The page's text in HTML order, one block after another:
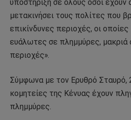
υποστήριξη σε όλους όσοι έχουν
μετακινήσει τους πολίτες που
επικίνδυνες περιοχές, οι οποίες
ευάλωτες σε πλημμύρες, μακριά
περιοχές».
Σύμφωνα με τον Ερυθρό Σταυρό,
κομητείες της Κένυας έχουν
πλημμύρες.